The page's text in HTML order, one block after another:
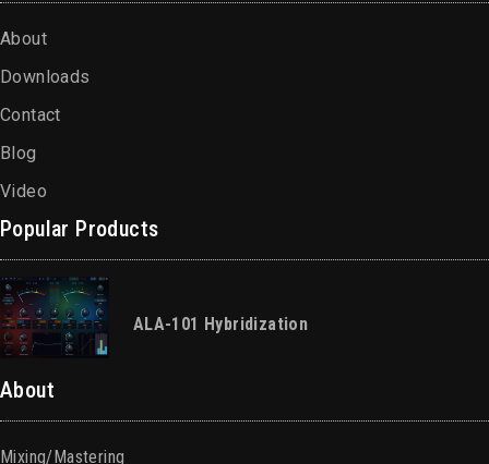
About
Downloads
Contact
Blog
Video
Popular Products
ALA-101 Hybridization
About
Mixing/Mastering